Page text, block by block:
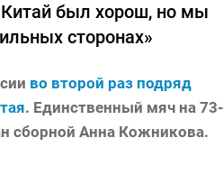
был хорош, но мы
сторонах»
во второй раз подряд
. Единственный мяч на
сборной Анна Кожникова.